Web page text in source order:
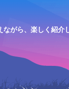
がら、楽しく紹介